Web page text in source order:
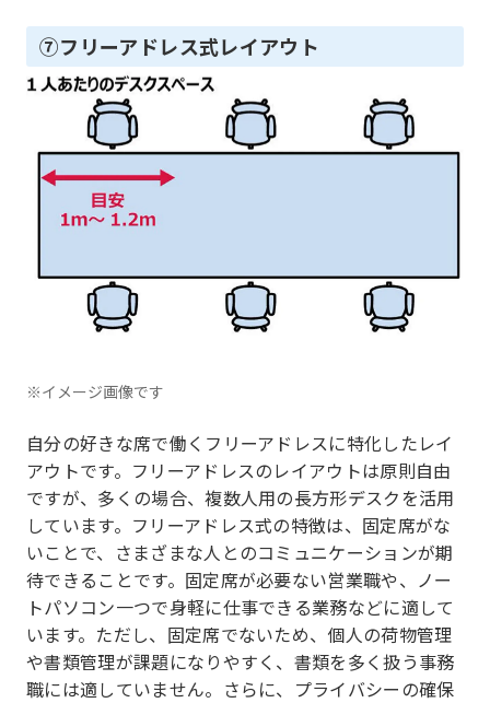
⑦フリーアドレス式レイアウト
※イメージ画像です
自分の好きな席で働くフリーアドレスに特化したレイ
アウトです。フリーアドレスのレイアウトは原則自由
ですが、多くの場合、複数人用の長方形デスクを活用
しています。フリーアドレス式の特徴は、固定席がな
いことで、さまざまな人とのコミュニケーションが期
待できることです。固定席が必要ない営業職や、ノー
トパソコン一つで身軽に仕事できる業務などに適して
います。ただし、固定席でないため、個人の荷物管理
や書類管理が課題になりやすく、書類を多く扱う事務
職には適していません。さらに、プライバシーの確保